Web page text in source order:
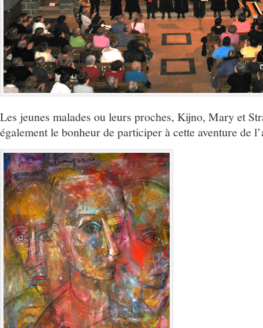
Les jeunes malades ou leurs proches, Kijno, Mary et
également le bonheur de participer à cette aventure de